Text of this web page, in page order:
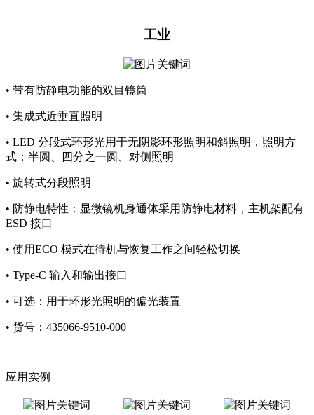
工业
• 带有防静电功能的双目镜筒
• 集成式近垂直照明
• LED 分段式环形光用于无阴影环形照明和斜照明，照明方
式：半圆、四分之一圆、对侧照明
• 旋转式分段照明
• 防静电特性：显微镜机身通体采用防静电材料，主机架配有
ESD 接口
• 使用ECO 模式在待机与恢复工作之间轻松切换
• Type-C 输入和输出接口
• 可选：用于环形光照明的偏光装置
• 货号：435066-9510-000
应用实例